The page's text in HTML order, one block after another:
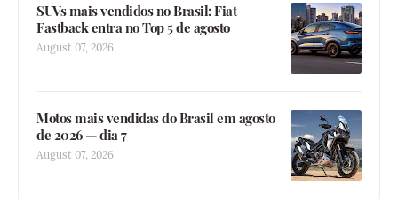
SUVs mais vendidos no Brasil: Fiat
Fastback entra no Top 5 de agosto
August 07, 2026
Motos mais vendidas do Brasil em agosto
de 2026 — dia 7
August 07, 2026